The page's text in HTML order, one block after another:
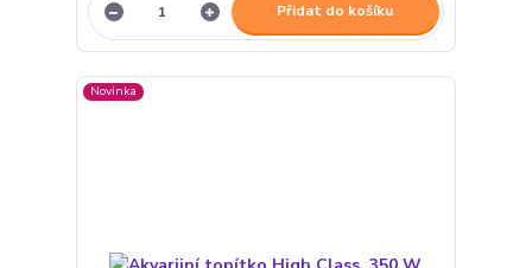
Přidat do košíku
Novinka